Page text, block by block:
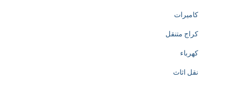
كاميرات
كراج متنقل
كهرباء
نقل اثاث